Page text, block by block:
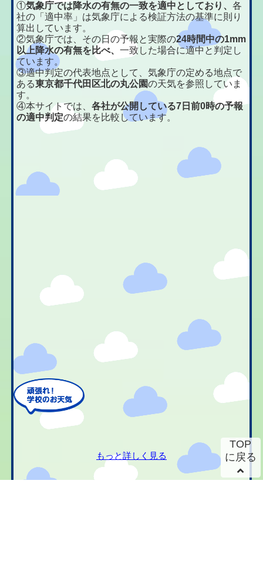
①気象庁では降水の有無の一致を適中としており、各
社の「適中率」は気象庁による検証方法の基準に則り
算出しています。
②気象庁では、その日の予報と実際の24時間中の1mm
以上降水の有無を比べ、一致した場合に適中と判定し
ています。
③適中判定の代表地点として、気象庁の定める地点で
ある東京都千代田区北の丸公園の天気を参照していま
す。
④本サイトでは、各社が公開している7日前0時の予報
の適中判定の結果を比較しています。
もっと詳しく見る
TOP
に戻る